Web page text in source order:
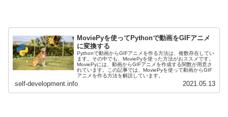
MoviePyを使ってPythonで動画をGIFアニメ
に変換する
Pythonで動画からGIFアニメを作る方法は、複数存在してい
ます。その中でも、MoviePyを使った方法がおススメです。
MoviePyには、動画からGIFアニメを作成する関数が用意さ
れています。この記事では、MoviePyを使って動画からGIF
アニメを作る方法を解説しています。
self-development.info 2021.05.13